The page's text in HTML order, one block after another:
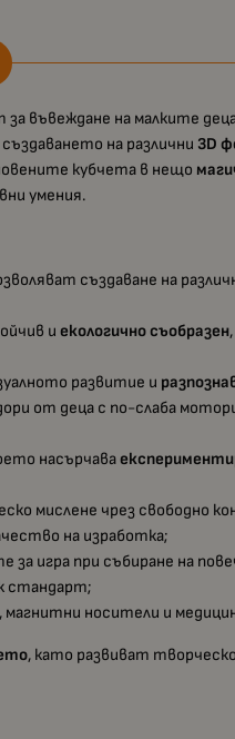
въвеждане на малките
на различни 3D
кубчета в нещо
умения.
създаване на
иекологично съобразен
развитие и
от деца с по-слаба
насърчава
мислене чрез свободно
на изработка;
игра при събиране на
стандарт;
носители и
, като развиват